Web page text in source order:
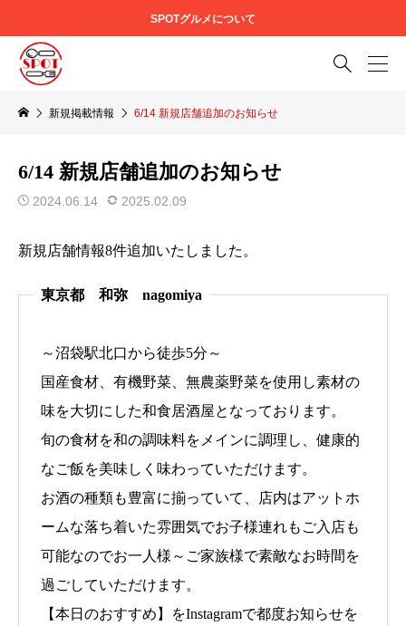
SPOTグルメについて

新規掲載情報 6/14 新規店舗追加のお知らせ
6/14 新規店舗追加のお知らせ
2024.06.14 2025.02.09
新規店舗情報8件追加いたしました。
東京都 和弥 nagomiya
～沼袋駅北口から徒歩5分～
国産食材、有機野菜、無農薬野菜を使用し素材の
味を大切にした和食居酒屋となっております。
旬の食材を和の調味料をメインに調理し、健康的
なご飯を美味しく味わっていただけます。
お酒の種類も豊富に揃っていて、店内はアットホ
ームな落ち着いた雰囲気でお子様連れもご入店も
可能なのでお一人様～ご家族様で素敵なお時間を
過ごしていただけます。
【本日のおすすめ】をInstagramで都度お知らせを